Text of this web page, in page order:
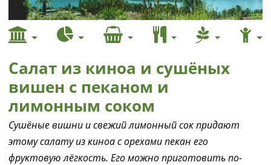
Салат из киноа и сушёных
вишен с пеканом и
лимонным соком
Сушёные вишни и свежий лимонный сок придают
этому салату из киноа с орехами пекан его
фруктовую лёгкость. Его можно приготовить по-